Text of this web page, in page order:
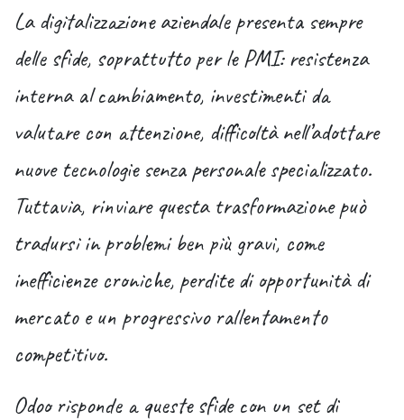
La digitalizzazione aziendale presenta sempre
delle sfide, soprattutto per le PMI: resistenza
interna al cambiamento, investimenti da
valutare con attenzione, difficoltà nell’adottare
nuove tecnologie senza personale specializzato.
Tuttavia, rinviare questa trasformazione può
tradursi in problemi ben più gravi, come
inefficienze croniche, perdite di opportunità di
mercato e un progressivo rallentamento
competitivo.
Odoo risponde a queste sfide con un set di